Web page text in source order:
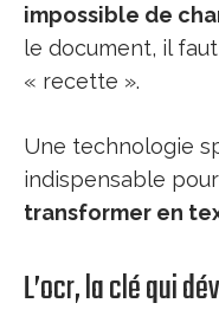
impossible de
le document, il
« recette ».
Une technologie
indispensable
transformer en
L’ocr, la clé qui